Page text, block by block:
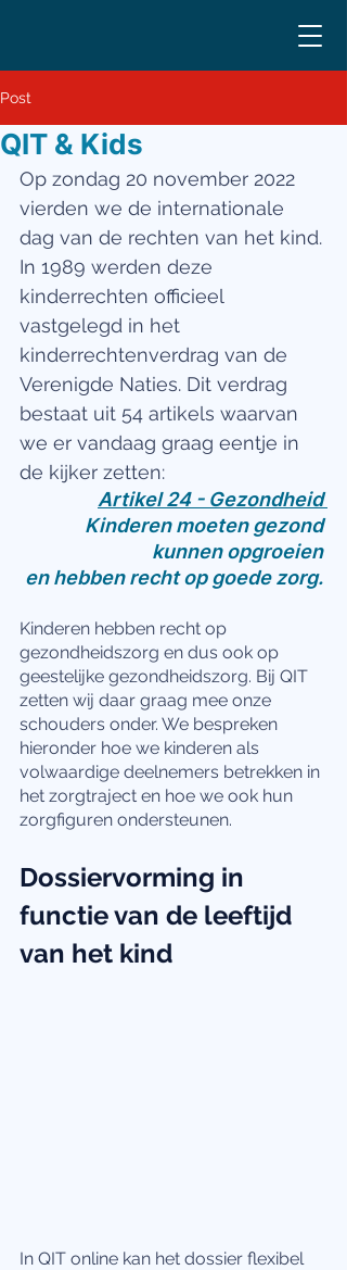
Post
QIT & Kids
Op zondag 20 november 2022
vierden we de internationale
dag van de rechten van het kind.
In 1989 werden deze
kinderrechten officieel
vastgelegd in het
kinderrechtenverdrag van de
Verenigde Naties. Dit verdrag
bestaat uit 54 artikels waarvan
we er vandaag graag eentje in
de kijker zetten:
Artikel 24 - Gezondheid
Kinderen moeten gezond
kunnen opgroeien
en hebben recht op goede zorg.
Kinderen hebben recht op
gezondheidszorg en dus ook op
geestelijke gezondheidszorg. Bij QIT
zetten wij daar graag mee onze
schouders onder. We bespreken
hieronder hoe we kinderen als
volwaardige deelnemers betrekken in
het zorgtraject en hoe we ook hun
zorgfiguren ondersteunen.
Dossiervorming in
functie van de leeftijd
van het kind
In QIT online kan het dossier flexibel